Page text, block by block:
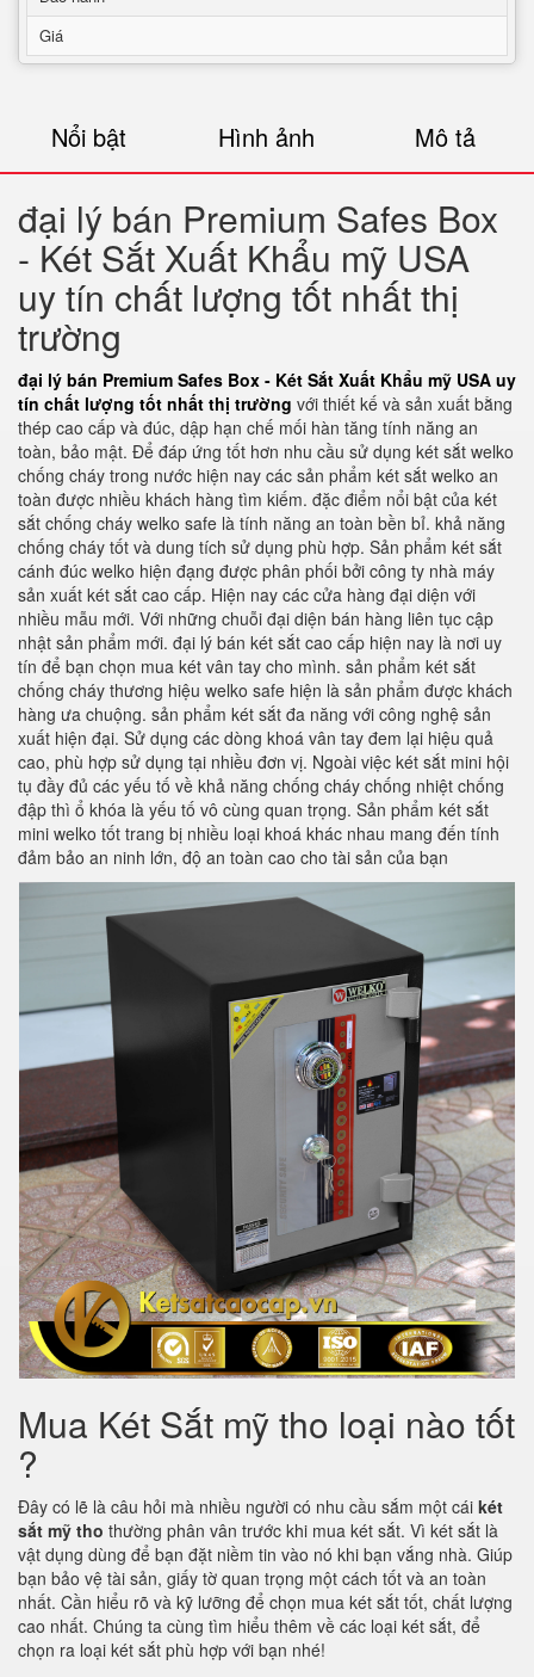
Giá
Nổi bật Hình ảnh Mô tả
đại lý bán Premium Safes Box
- Két Sắt Xuất Khẩu mỹ USA
uy tín chất lượng tốt nhất thị
trường
đại lý bán Premium Safes Box - Két Sắt Xuất Khẩu mỹ USA uy
tín chất lượng tốt nhất thị trường với thiết kế và sản xuất bằng
thép cao cấp và đúc, dập hạn chế mối hàn tăng tính năng an
toàn, bảo mật. Để đáp ứng tốt hơn nhu cầu sử dụng két sắt welko
chống cháy trong nước hiện nay các sản phẩm két sắt welko an
toàn được nhiều khách hàng tìm kiếm. đặc điểm nổi bật của két
sắt chống cháy welko safe là tính năng an toàn bền bỉ. khả năng
chống cháy tốt và dung tích sử dụng phù hợp. Sản phẩm két sắt
cánh đúc welko hiện đạng được phân phối bởi công ty nhà máy
sản xuất két sắt cao cấp. Hiện nay các cửa hàng đại diện với
nhiều mẫu mới. Với những chuỗi đại diện bán hàng liên tục cập
nhật sản phẩm mới. đại lý bán két sắt cao cấp hiện nay là nơi uy
tín để bạn chọn mua két vân tay cho mình. sản phẩm két sắt
chống cháy thương hiệu welko safe hiện là sản phẩm được khách
hàng ưa chuộng. sản phẩm két sắt đa năng với công nghệ sản
xuất hiện đại. Sử dụng các dòng khoá vân tay đem lại hiệu quả
cao, phù hợp sử dụng tại nhiều đơn vị. Ngoài việc két sắt mini hội
tụ đầy đủ các yếu tố về khả năng chống cháy chống nhiệt chống
đập thì ổ khóa là yếu tố vô cùng quan trọng. Sản phẩm két sắt
mini welko tốt trang bị nhiều loại khoá khác nhau mang đến tính
đảm bảo an ninh lớn, độ an toàn cao cho tài sản của bạn
Mua Két Sắt mỹ tho loại nào tốt
?
Đây có lẽ là câu hỏi mà nhiều người có nhu cầu sắm một cái két
sắt mỹ tho thường phân vân trước khi mua két sắt. Vì két sắt là
vật dụng dùng để bạn đặt niềm tin vào nó khi bạn vắng nhà. Giúp
bạn bảo vệ tài sản, giấy tờ quan trọng một cách tốt và an toàn
nhất. Cần hiểu rõ và kỹ lưỡng để chọn mua két sắt tốt, chất lượng
cao nhất. Chúng ta cùng tìm hiểu thêm về các loại két sắt, để
chọn ra loại két sắt phù hợp với bạn nhé!